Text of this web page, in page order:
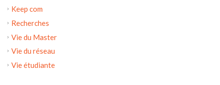
Keep com
Recherches
Vie du Master
Vie du réseau
Vie étudiante